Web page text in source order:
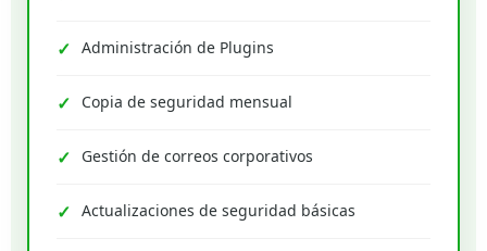
Administración de Plugins
Copia de seguridad mensual
Gestión de correos corporativos
Actualizaciones de seguridad básicas